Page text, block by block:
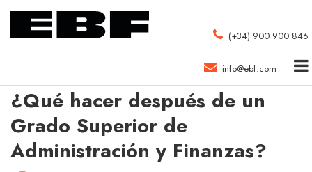
(+34) 900 900 846
info@ebf.com
¿Qué hacer después de un
Grado Superior de
Administración y Finanzas?